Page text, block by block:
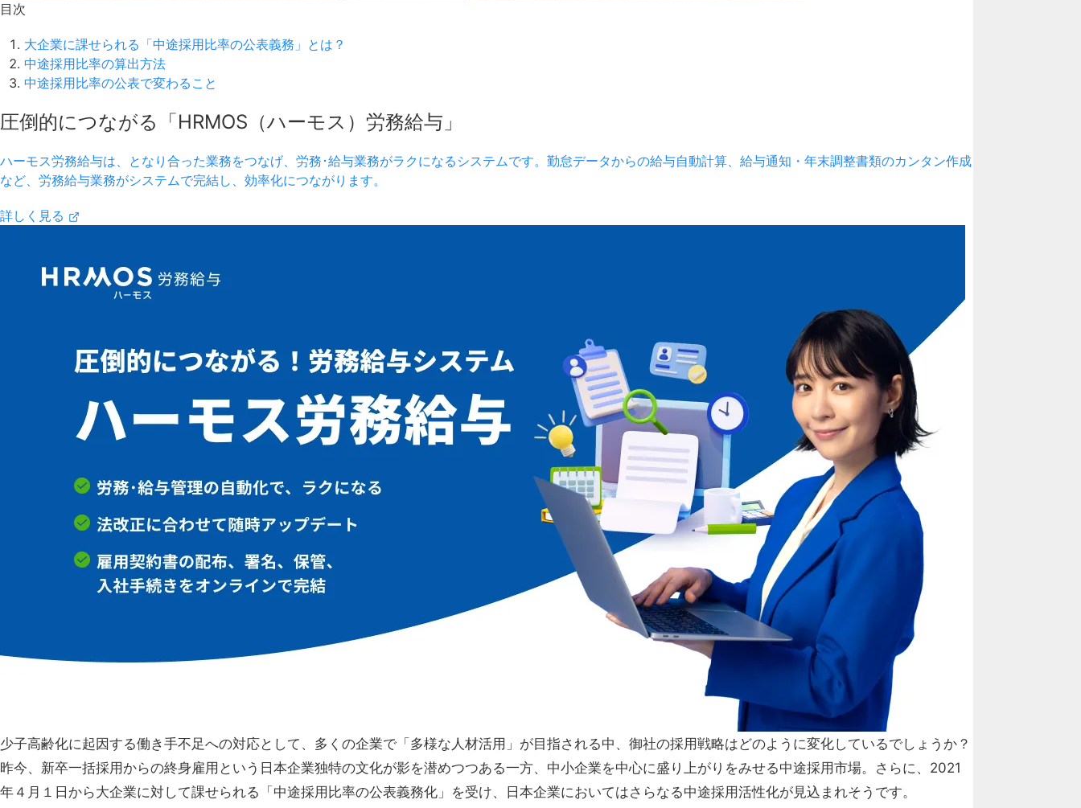
目次
大企業に課せられる「中途採用比率の公表義務」とは？
中途採用比率の算出方法
中途採用比率の公表で変わること
圧倒的につながる「HRMOS（ハーモス）労務給与」
ハーモス労務給与は、となり合った業務をつなげ、労務･給与業務がラクになるシステムです。勤怠データからの給与自動計算、給与通知・年末調整書類のカンタン作成
など、労務給与業務がシステムで完結し、効率化につながります。
詳しく見る
少子高齢化に起因する働き手不足への対応として、多くの企業で「多様な人材活用」が目指される中、御社の採用戦略はどのように変化しているでしょうか？
昨今、新卒一括採用からの終身雇用という日本企業独特の文化が影を潜めつつある一方、中小企業を中心に盛り上がりをみせる中途採用市場。さらに、2021
年４月１日から大企業に対して課せられる「中途採用比率の公表義務化」を受け、日本企業においてはさらなる中途採用活性化が見込まれそうです。